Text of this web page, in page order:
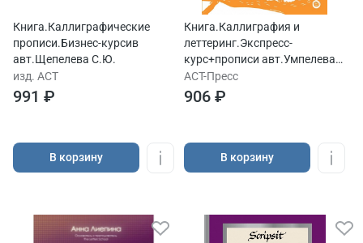
Книга.Каллиграфические
прописи.Бизнес-курсив
авт.Щепелева С.Ю.
изд. АСТ
991 ₽
В корзину
Книга.Каллиграфия и
леттеринг.Экспресс-
курс+прописи авт.Умпелева
О.Ю.
АСТ-Пресс
906 ₽
В корзину